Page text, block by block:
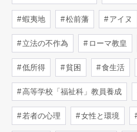
蝦夷地 松前藩 アイヌ
立法の不作為 ローマ教皇
低所得 貧困 食生活
高等学校「福祉科」教員養成
若者の心理 女性と環境